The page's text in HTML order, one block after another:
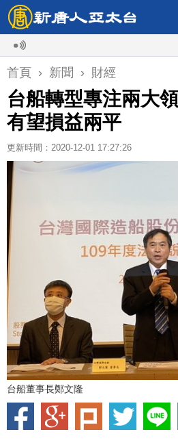
霍
首頁 › 新聞 › 財經
台船轉型專注兩大
有望損益兩平
更新時間：2020-12-01 17:27:26
台船董事長鄭文隆